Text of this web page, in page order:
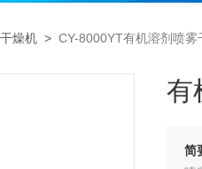
燥机 > CY-8000YT有机溶剂喷
有
简